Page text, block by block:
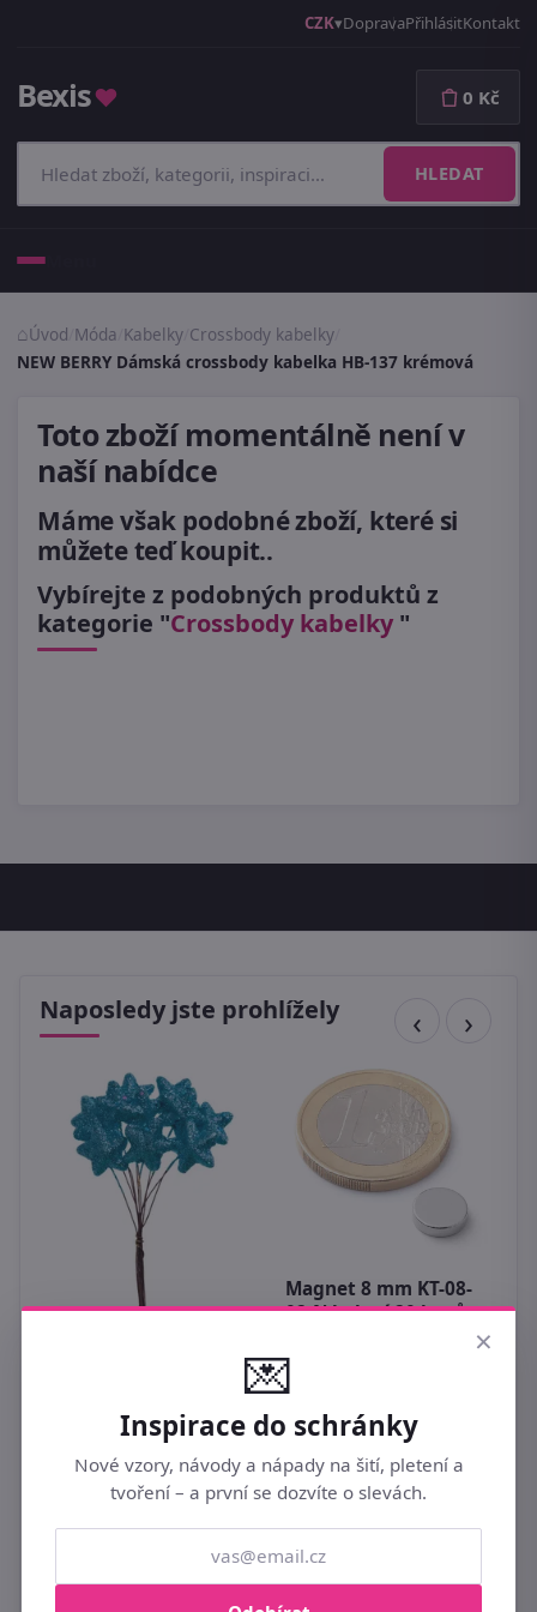
CZK DopravaPřihlásitKontakt
Bexis♥
HLEDAT
0 Kč
Úvod Móda Kabelky Crossbody kabelky
NEW BERRY Dámská crossbody kabelka HB-137 krémová
Toto zboží momentálně není v
naší nabídce
Máme však podobné zboží, které si
můžete teď koupit..
Vybírejte z podobných produktů z
kategorie "Crossbody kabelky "
Naposledy jste prohlížely
glitter modrá 12ks
69 Kč
Magnet 8 mm KT-08-
02-N balení 20 kusů
89 Kč ×
💌
Inspirace do schránky
Nové vzory, návody a nápady na šití, pletení a
tvoření – a první se dozvíte o slevách.